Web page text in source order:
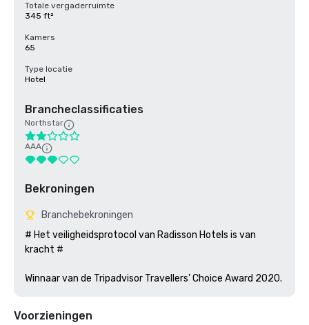
Totale vergaderruimte
345 ft²
Kamers
65
Type locatie
Hotel
Brancheclassificaties
Northstar
AAA
Bekroningen
Branchebekroningen
# Het veiligheidsprotocol van Radisson Hotels is van
kracht #
Winnaar van de Tripadvisor Travellers' Choice Award 2020.
Voorzieningen